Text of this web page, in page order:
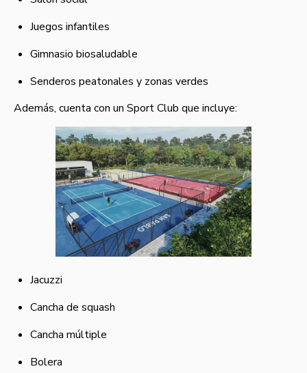
Juegos infantiles
Gimnasio biosaludable
Senderos peatonales y zonas verdes
Además, cuenta con un Sport Club que incluye:
Jacuzzi
Cancha de squash
Cancha múltiple
Bolera